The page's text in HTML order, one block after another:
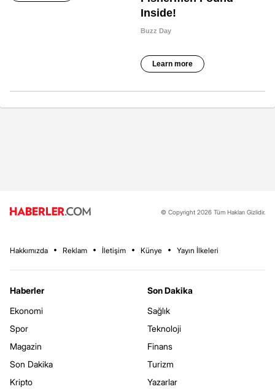
© Copyright 2026 Tüm Hakları Gizlidir.
Hakkımızda Reklam İletişim Künye Yayın İlkeleri
Haberler
Ekonomi
Spor
Magazin
Son Dakika
Kripto
Son Dakika
Sağlık
Teknoloji
Finans
Turizm
Yazarlar